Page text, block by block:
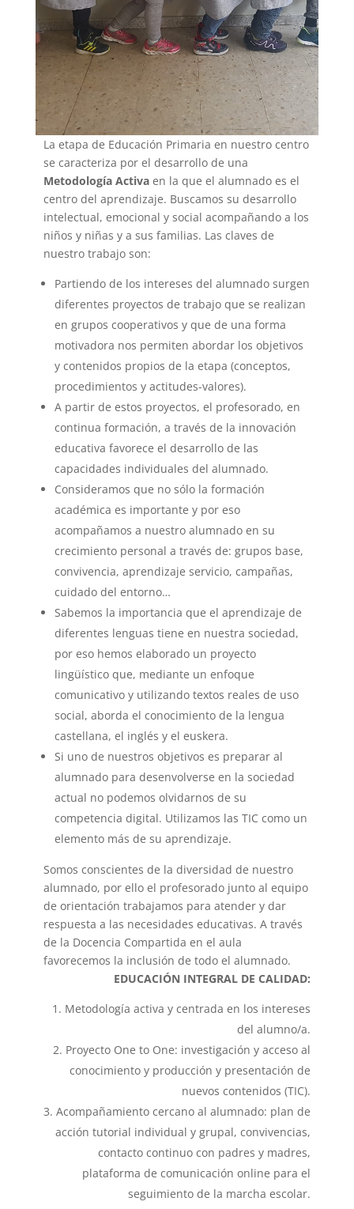
La etapa de Educación Primaria en nuestro centro
se caracteriza por el desarrollo de una
Metodología Activaen la que el alumnado es el
centro del aprendizaje. Buscamos su desarrollo
intelectual, emocional y social acompañando a los
niños y niñas y a sus familias. Las claves de
nuestro trabajo son:
Partiendo de los intereses del alumnado surgen
diferentes proyectos de trabajo que se realizan
en grupos cooperativos y que de una forma
motivadora nos permiten abordar los objetivos
y contenidos propios de la etapa (conceptos,
procedimientos y actitudes-valores).
A partir de estos proyectos, el profesorado, en
continua formación, a través de la innovación
educativa favorece el desarrollo de las
capacidades individuales del alumnado.
Consideramos que no sólo la formación
académica es importante y por eso
acompañamos a nuestro alumnado en su
crecimiento personal a través de: grupos base,
convivencia, aprendizaje servicio, campañas,
cuidado del entorno…
Sabemos la importancia que el aprendizaje de
diferentes lenguas tiene en nuestra sociedad,
por eso hemos elaborado un proyecto
lingüístico que, mediante un enfoque
comunicativo y utilizando textos reales de uso
social, aborda el conocimiento de la lengua
castellana, el inglés y el euskera.
Si uno de nuestros objetivos es preparar al
alumnado para desenvolverse en la sociedad
actual no podemos olvidarnos de su
competencia digital. Utilizamos las TIC como un
elemento más de su aprendizaje.
Somos conscientes de la diversidad de nuestro
alumnado, por ello el profesorado junto al equipo
de orientación trabajamos para atender y dar
respuesta a las necesidades educativas. A través
de la Docencia Compartida en el aula
favorecemos la inclusión de todo el alumnado.
EDUCACIÓN INTEGRAL DE CALIDAD:
Metodología activa y centrada en los intereses
del alumno/a.
Proyecto One to One: investigación y acceso al
conocimiento y producción y presentación de
nuevos contenidos (TIC).
Acompañamiento cercano al alumnado: plan de
acción tutorial individual y grupal, convivencias,
contacto continuo con padres y madres,
plataforma de comunicación online para el
seguimiento de la marcha escolar.